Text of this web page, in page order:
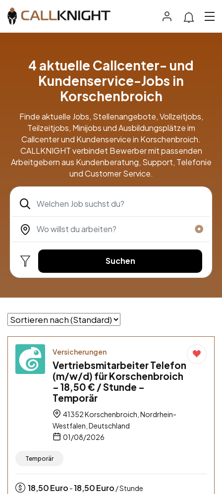
4 aktuelle Callcenter- und
Kundenservice-Jobs in
Korschenbroich
Finde aktuelle Jobs, Stellenangebote, Vollzeitjobs,
Teilzeitjobs, Minijobs und Ausbildungsplätze im
Callcenter und Kundenservice in Korschenbroich.
CALLKNIGHT verbindet Bewerber mit passenden
Arbeitgebern aus Kundenberatung, Support, Telefonie
und Customer Service.
Suchen
Versicherungen
Vertriebsmitarbeiter Telefon
(m/w/d) für Korschenbroich
– 18,50 € / Stunde –
Temporär
41352 Korschenbroich, Nordrhein-
Westfalen, Deutschland
01/08/2026
Temporär
18,50Euro -18,50Euro / Stunde